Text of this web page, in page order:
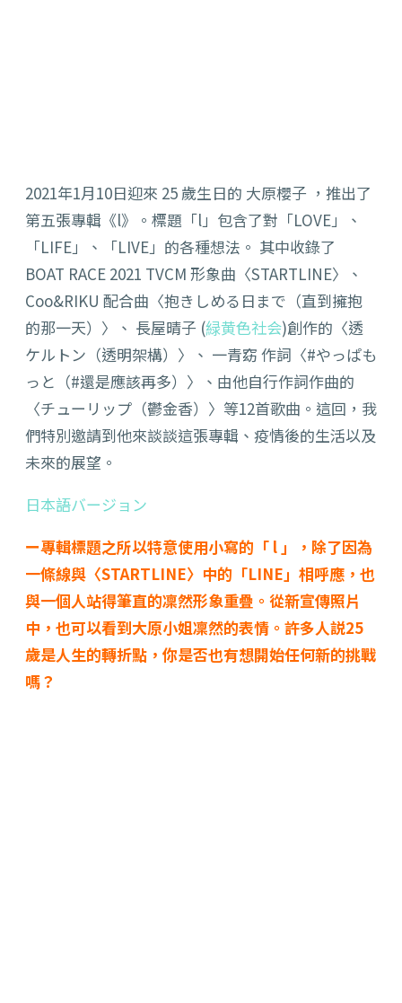
2021年1月10日迎來 25 歲生日的 大原櫻子 ，推出了
第五張專輯《l》。標題「l」包含了對「LOVE」、
「LIFE」、「LIVE」的各種想法。 其中收錄了
BOAT RACE 2021 TVCM 形象曲〈STARTLINE〉、
Coo&RIKU 配合曲〈抱きしめる日まで（直到擁抱
的那一天）〉、 長屋晴子 (緑黄色社会)創作的〈透
ケルトン（透明架構）〉、 一青窈 作詞〈#やっぱも
っと（#還是應該再多）〉、由他自行作詞作曲的
〈チューリップ（鬱金香）〉等12首歌曲。這回，我
們特別邀請到他來談談這張專輯、疫情後的生活以及
未來的展望。
日本語バージョン
ー專輯標題之所以特意使用小寫的「 l 」，除了因為
一條線與〈STARTLINE〉中的「LINE」相呼應，也
與一個人站得筆直的凜然形象重疊。從新宣傳照片
中，也可以看到大原小姐凜然的表情。許多人説25
歲是人生的轉折點，你是否也有想開始任何新的挑戰
嗎？